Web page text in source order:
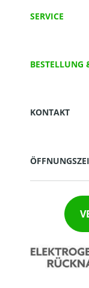
SERVICE
BESTELLUNG
KONTAKT